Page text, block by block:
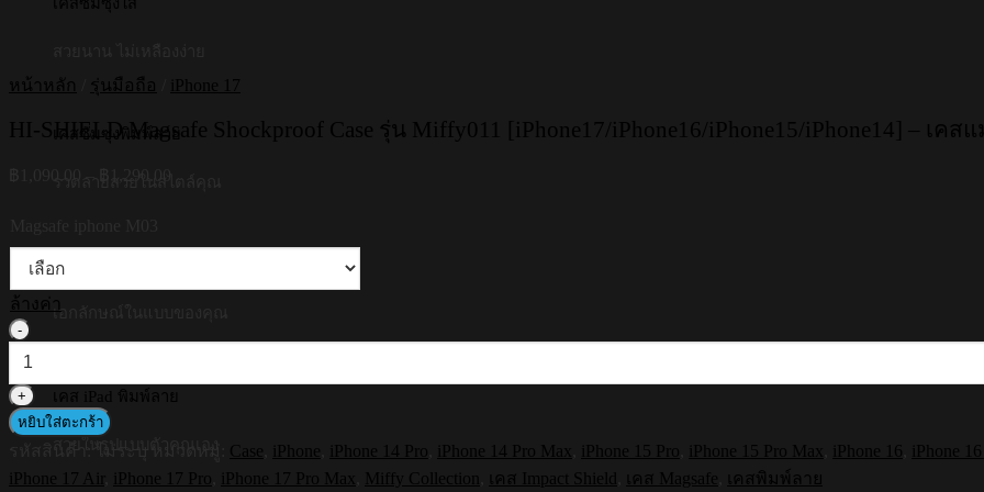
เคสซัมซุงพิมพ์ลาย
เคสซัมซุงพิมพ์ชื่อ
เอกลักษณ์ในแบบของคุณ
เคส iPad พิมพ์ลาย
หน้าหลัก รุ่นมือถือ iPhone 17
HI-SHIELD Magsafe Shockproof Case รุ่น Miffy011 [iPhone17/iPhone16/iPhone15/iPhone14] – เคส
ล้างค่า
SHIELD
Magsafe
Shockproof
Case
Miffy011
หยิบใส่ตะกร้า
Case iPhone iPhone 14 Pro iPhone 14 Pro Max iPhone 15 Pro iPhone 15 Pro Max iPhone 16 iPhone
iPhone 17 Air
iPhone 17 Pro iPhone 17 Pro Max Miffy Collection เคส Impact Shield เคส Magsafe
เคสพิมพ์ลาย